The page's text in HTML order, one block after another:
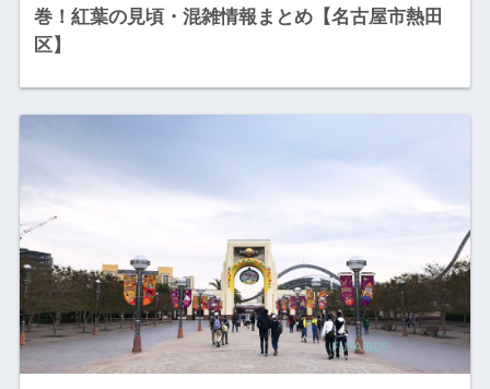
巻！紅葉の見頃・混雑情報まとめ【名古屋市熱田
区】